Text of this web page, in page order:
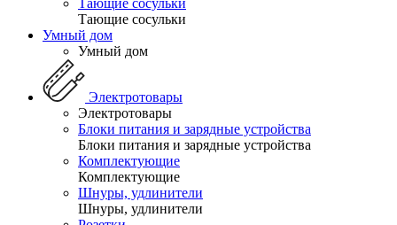
Тающие сосульки
Тающие сосульки
Умный дом
Умный дом
Электротовары
Электротовары
Блоки питания и зарядные устройства
Блоки питания и зарядные устройства
Комплектующие
Комплектующие
Шнуры, удлинители
Шнуры, удлинители